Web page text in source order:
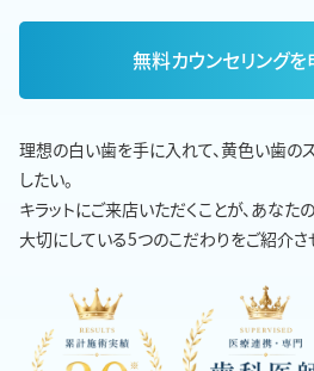
無料カウンセリング
理想の白い歯を手に入れて、黄色い歯の
したい。
キラットにご来店いただくことが、あなた
大切にしている5つのこだわりをご紹介さ